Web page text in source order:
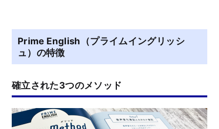
Prime English（プライムイングリッシ
ュ）の特徴
確立された3つのメソッド